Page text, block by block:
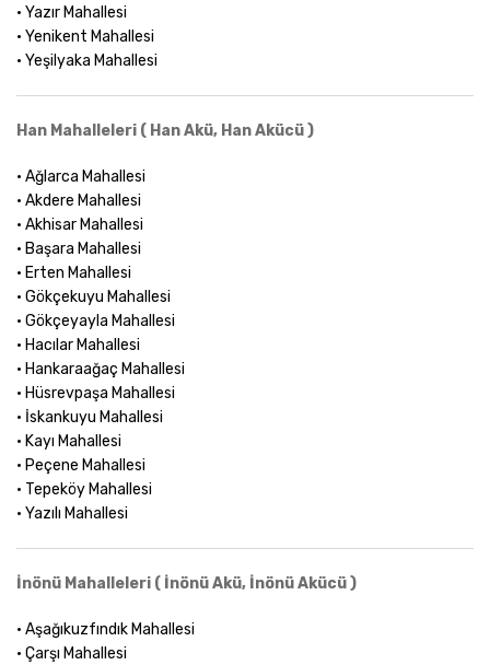
• Yazır Mahallesi
• Yenikent Mahallesi
• Yeşilyaka Mahallesi
Han Mahalleleri ( Han Akü, Han Akücü )
• Ağlarca Mahallesi
• Akdere Mahallesi
• Akhisar Mahallesi
• Başara Mahallesi
• Erten Mahallesi
• Gökçekuyu Mahallesi
• Gökçeyayla Mahallesi
• Hacılar Mahallesi
• Hankaraağaç Mahallesi
• Hüsrevpaşa Mahallesi
• İskankuyu Mahallesi
• Kayı Mahallesi
• Peçene Mahallesi
• Tepeköy Mahallesi
• Yazılı Mahallesi
İnönü Mahalleleri ( İnönü Akü, İnönü Akücü )
• Aşağıkuzfındık Mahallesi
• Çarşı Mahallesi